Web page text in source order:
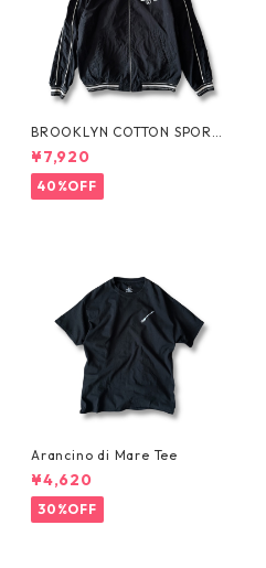
BROOKLYN COTTON SPORT
JKT by Polo Ralph Lauren
¥7,920
40%OFF
Arancino di Mare Tee
¥4,620
30%OFF